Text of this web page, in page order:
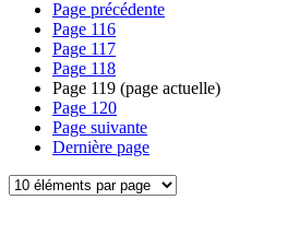
Page précédente
Page 116
Page 117
Page 118
Page 119 (page actuelle)
Page 120
Page suivante
Dernière page